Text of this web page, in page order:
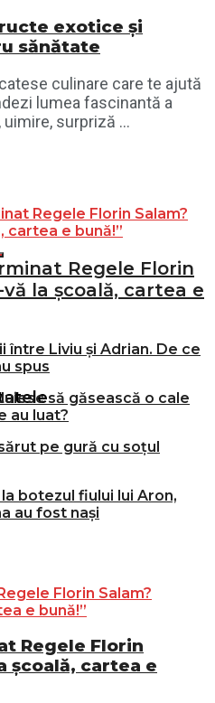
exotice și
sănătate
culinare care te ajută
lumea fascinantă a
surpriză ...
Regele Florin
vă la școală, cartea e
între Liviu și Adrian. De ce
spus
să găsească o cale
au luat?
pe gură cu soțul
botezul fiului lui Aron,
au fost nași
Regele Florin
școală, cartea e